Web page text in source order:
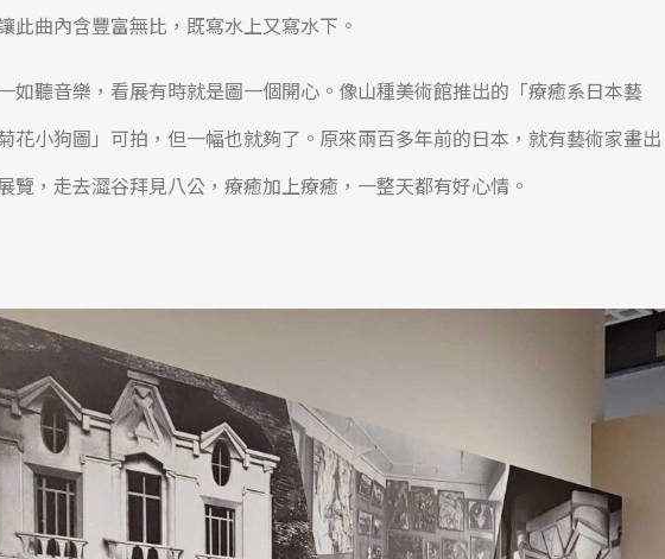
此曲內含豐富無比，既寫水上又寫水下。
如聽音樂，看展有時就是圖一個開心。像山種美術館推出的「療癒系日本藝
花小狗圖」可拍，但一幅也就夠了。原來兩百多年前的日本，就有藝術家畫出
覽，走去澀谷拜見八公，療癒加上療癒，一整天都有好心情。